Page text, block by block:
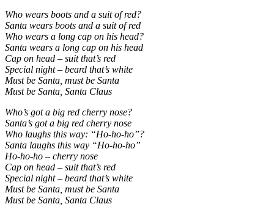
Who wears boots and a suit of red?
Santa wears boots and a suit of red
Who wears a long cap on his head?
Santa wears a long cap on his head
Cap on head – suit that’s red
Special night – beard that’s white
Must be Santa, must be Santa
Must be Santa, Santa Claus
Who’s got a big red cherry nose?
Santa’s got a big red cherry nose
Who laughs this way: “Ho-ho-ho”?
Santa laughs this way “Ho-ho-ho”
Ho-ho-ho – cherry nose
Cap on head – suit that’s red
Special night – beard that’s white
Must be Santa, must be Santa
Must be Santa, Santa Claus